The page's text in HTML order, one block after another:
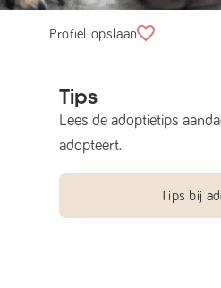
Profiel opslaan
Tips
Lees de adoptietips
adopteert.
Tips bij